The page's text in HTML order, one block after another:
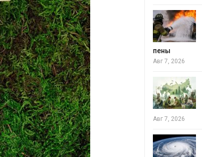
Евросоюз потребовал
увеличить вложения в
защиту природы на фоне
роста ущерба от пожаров
Авг 7, 2026
Дом из старых шин
может обходиться без
кондиционера и почти
без отопления
Авг 7, 2026
Камчатские северные
олени набирают вес
перед осенней миграцией
пены
Авг 7, 2026
Авг 7, 2026